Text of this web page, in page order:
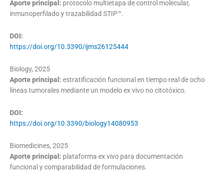
Aporte principal: protocolo multietapa de control molecular,
inmunoperfilado y trazabilidad STIP™.
DOI:
https://doi.org/10.3390/ijms26125444
Biology, 2025
Aporte principal: estratificación funcional en tiempo real de ocho
líneas tumorales mediante un modelo ex vivo no citotóxico.
DOI:
https://doi.org/10.3390/biology14080953
Biomedicines, 2025
Aporte principal: plataforma ex vivo para documentación
funcional y comparabilidad de formulaciones.